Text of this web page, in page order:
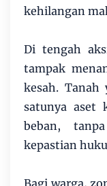
kehilangan
Di tengah
tampak
kesah.
satunya aset
beban,
kepastian